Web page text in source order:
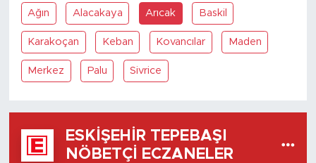
Ağın Alacakaya Arıcak Baskil
Karakoçan Keban Kovancılar Maden
Merkez Palu Sivrice
ESKIŞEHIR TEPEBAŞI
NÖBETÇI ECZANELER